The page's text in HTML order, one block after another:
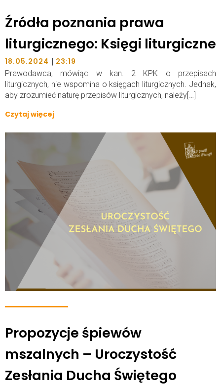
Źródła poznania prawa
liturgicznego: Księgi liturgiczne
18.05.2024 | 23:19
Prawodawca, mówiąc w kan. 2 KPK o przepisach
liturgicznych, nie wspomina o księgach liturgicznych. Jednak,
aby zrozumieć naturę przepisów liturgicznych, należy[…]
Czytaj więcej
Propozycje śpiewów
mszalnych – Uroczystość
Zesłania Ducha Świętego